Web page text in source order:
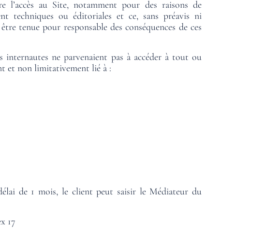
au Site, notamment pour des raisons de
techniques ou éditoriales et ce, sans préavis ni
tenue pour responsable des conséquences de ces
ne parvenaient pas à accéder à tout ou
et non limitativement lié à :
de 1 mois, le client peut saisir le Médiateur du
17